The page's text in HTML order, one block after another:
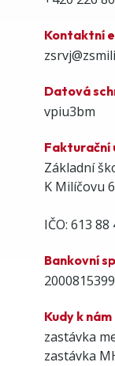
Kontaktní
Datová
vpiu3bm
Fakturační
Základní
K Milíčovu
IČO: 613 88
Bankovní
Kudy k nám
zastávka
zastávka